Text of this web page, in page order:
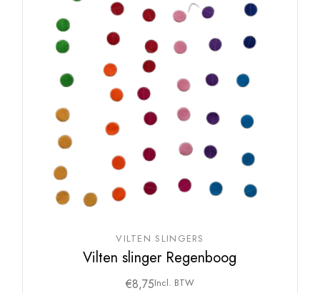
VILTEN SLINGERS
Vilten slinger Regenboog
€8,75Incl. BTW